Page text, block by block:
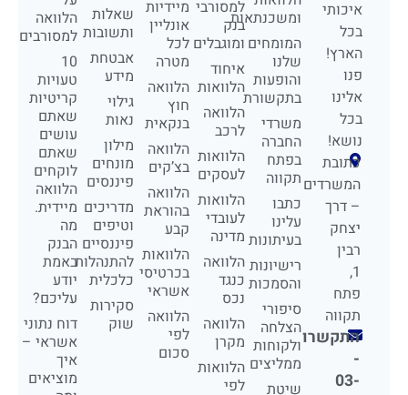
איכותי
בכל
הארץ!
פנו
אלינו
בכל
נושא!
כתובת
המשרדים
– דרך
יצחק
רבין
1,
פתח
תקווה
התקשרו
-
03-
ומשכנתאות
המומחים
שלנו
והופעות
בתקשורת
משרדי
החברה
בפתח
תקווה
כתבו
עלינו
בעיתונות
רישיונות
והסמכות
סיפורי
הצלחה
ולקוחות
ממליצים
שיטת
למסורבי
בנק
ומוגבלים
איחוד
הלוואות
הלוואה
לרכב
הלוואות
לעסקים
הלוואות
לעובדי
מדינה
הלוואה
כנגד
נכס
הלוואה
מקרן
הלוואות
לפי
מיידיות
אונליין
לכל
מטרה
הלוואה
חוץ
בנקאית
הלוואה
בצ’קים
הלוואה
בהוראת
קבע
הלוואות
בכרטיסי
אשראי
הלוואה
לפי
סכום
שאלות
ותשובות
אבטחת
מידע
גילוי
נאות
מילון
מונחים
פיננסים
מדריכים
וטיפים
פיננסיים
להתנהלות
כלכלית
סקירות
שוק
הלוואה
למסורבים
10
טעויות
קריטיות
שאתם
עושים
שאתם
לוקחים
הלוואה
מיידית.
מה
הבנק
באמת
יודע
עליכם?
דוח נתוני
אשראי –
איך
מוציאים